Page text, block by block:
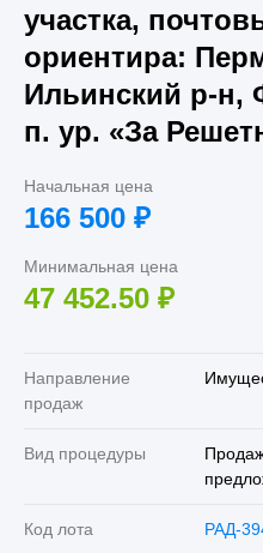
участка,
ориентира:
Ильинский р-н,
п. ур. «За
Начальная цена
166 500 ₽
Минимальная цена
47 452.50 ₽
Направление
продаж
Вид процедуры
Код лота РАД-